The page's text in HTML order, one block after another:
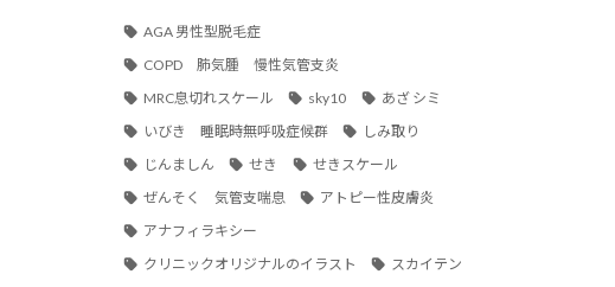
AGA 男性型脱毛症
COPD 肺気腫 慢性気管支炎
MRC息切れスケール
sky10
あざ シミ
いびき 睡眠時無呼吸症候群
しみ取り
じんましん
せき
せきスケール
ぜんそく 気管支喘息
アトピー性皮膚炎
アナフィラキシー
クリニックオリジナルのイラスト
スカイテン